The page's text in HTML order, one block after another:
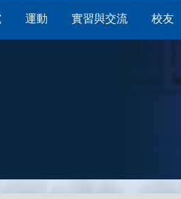
運動 實習與交流 校友